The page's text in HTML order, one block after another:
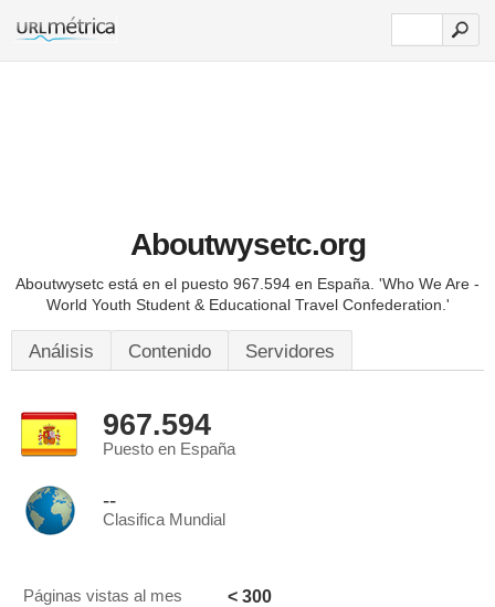
Aboutwysetc.org
Aboutwysetc está en el puesto 967.594 en España. 'Who We Are -
World Youth Student & Educational Travel Confederation.'
Análisis Contenido Servidores
967.594
Puesto en España
--
Clasifica Mundial
Páginas vistas al mes < 300